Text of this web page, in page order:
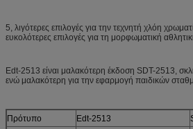
5, λιγότερες επιλογές για την τεχνητή χλόη
ευκολότερες επιλογές για τη μορφωματική
Edt-2513 είναι μαλακότερη έκδοση SDT-2513,
ενώ μαλακότερη για την εφαρμογή παιδικών
Πρότυπο Edt-2513